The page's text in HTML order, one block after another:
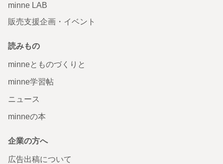
minne LAB
販売支援企画・イベント
読みもの
minneとものづくりと
minne学習帖
ニュース
minneの本
企業の方へ
広告出稿について